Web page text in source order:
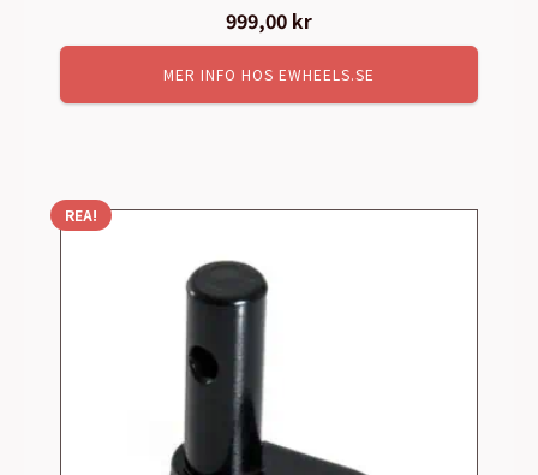
999,00 kr
MER INFO HOS EWHEELS.SE
REA!